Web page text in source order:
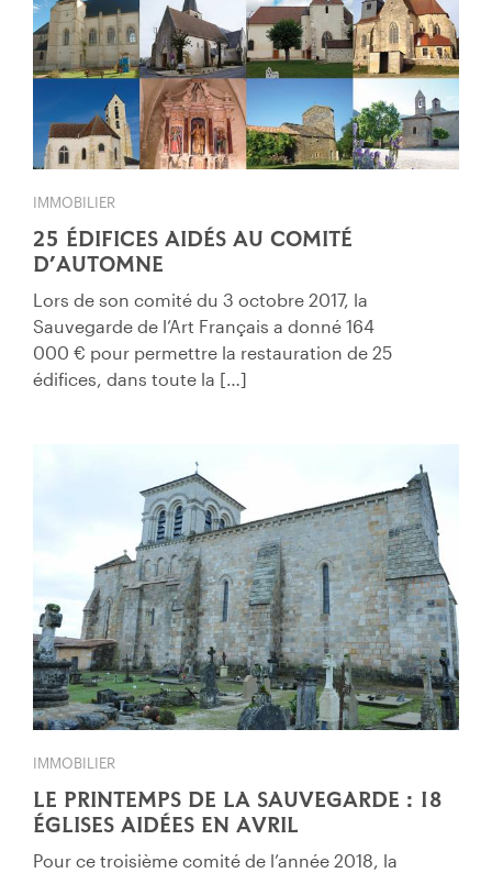
IMMOBILIER
25 ÉDIFICES AIDÉS AU COMITÉ
D’AUTOMNE
Lors de son comité du 3 octobre 2017, la
Sauvegarde de l’Art Français a donné 164
000 € pour permettre la restauration de 25
édifices, dans toute la […]
IMMOBILIER
LE PRINTEMPS DE LA SAUVEGARDE : 18
ÉGLISES AIDÉES EN AVRIL
Pour ce troisième comité de l’année 2018, la